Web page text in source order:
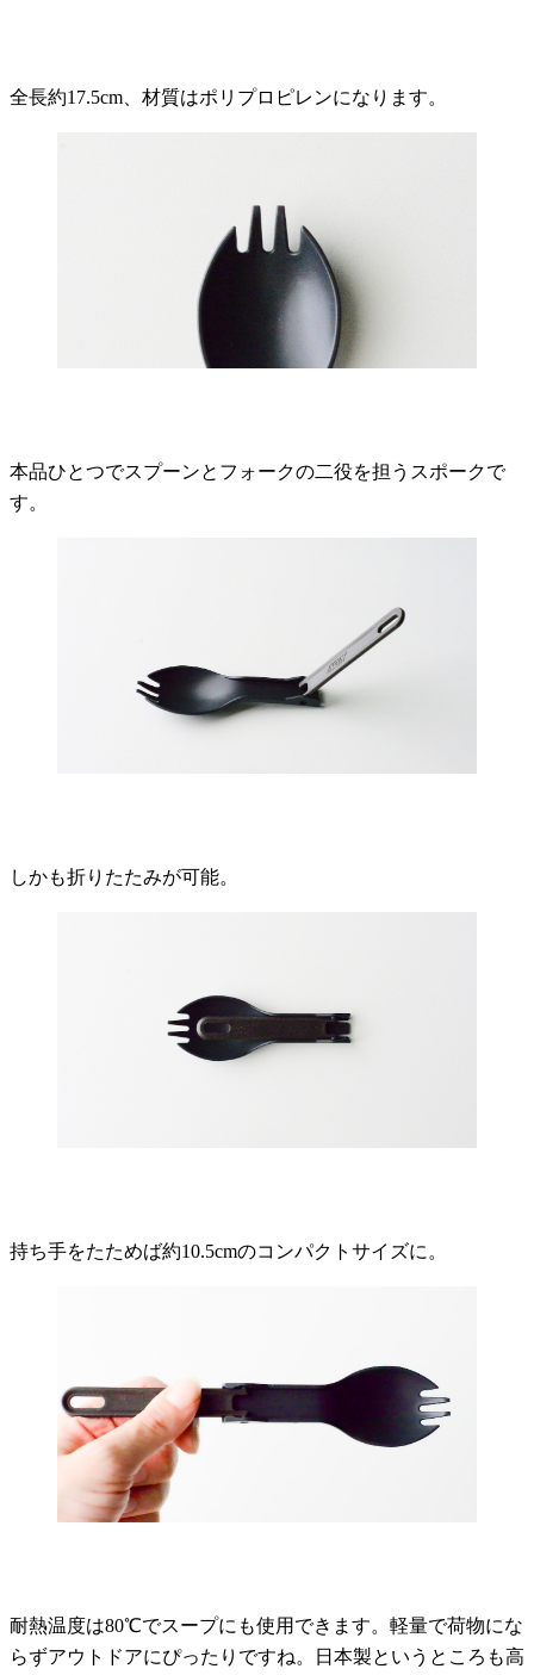
全長約17.5cm、材質はポリプロピレンになります。
本品ひとつでスプーンとフォークの二役を担うスポークで
す。
しかも折りたたみが可能。
持ち手をたためば約10.5cmのコンパクトサイズに。
耐熱温度は80℃でスープにも使用できます。軽量で荷物にな
らずアウトドアにぴったりですね。日本製というところも高